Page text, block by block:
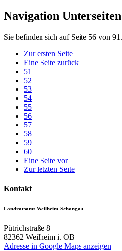
Navigation Unterseiten
Sie befinden sich auf Seite 56 von 91.
Zur ersten Seite
Eine Seite zurück
51
52
53
54
55
56
57
58
59
60
Eine Seite vor
Zur letzten Seite
Kontakt
Landratsamt Weilheim-Schongau
Pütrichstraße 8
82362 Weilheim i. OB
Adresse in Google Maps anzeigen